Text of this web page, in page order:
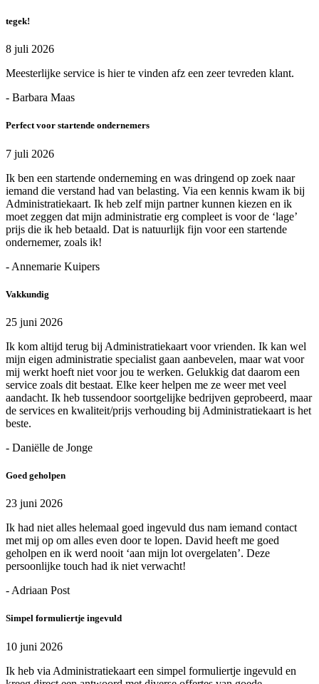
tegek!
8 juli 2026
Meesterlijke service is hier te vinden afz een zeer tevreden klant.
- Barbara Maas
Perfect voor startende ondernemers
7 juli 2026
Ik ben een startende onderneming en was dringend op zoek naar
iemand die verstand had van belasting. Via een kennis kwam ik bij
Administratiekaart. Ik heb zelf mijn partner kunnen kiezen en ik
moet zeggen dat mijn administratie erg compleet is voor de ‘lage’
prijs die ik heb betaald. Dat is natuurlijk fijn voor een startende
ondernemer, zoals ik!
- Annemarie Kuipers
Vakkundig
25 juni 2026
Ik kom altijd terug bij Administratiekaart voor vrienden. Ik kan wel
mijn eigen administratie specialist gaan aanbevelen, maar wat voor
mij werkt hoeft niet voor jou te werken. Gelukkig dat daarom een
service zoals dit bestaat. Elke keer helpen me ze weer met veel
aandacht. Ik heb tussendoor soortgelijke bedrijven geprobeerd, maar
de services en kwaliteit/prijs verhouding bij Administratiekaart is het
beste.
- Daniëlle de Jonge
Goed geholpen
23 juni 2026
Ik had niet alles helemaal goed ingevuld dus nam iemand contact
met mij op om alles even door te lopen. David heeft me goed
geholpen en ik werd nooit ‘aan mijn lot overgelaten’. Deze
persoonlijke touch had ik niet verwacht!
- Adriaan Post
Simpel formuliertje ingevuld
10 juni 2026
Ik heb via Administratiekaart een simpel formuliertje ingevuld en